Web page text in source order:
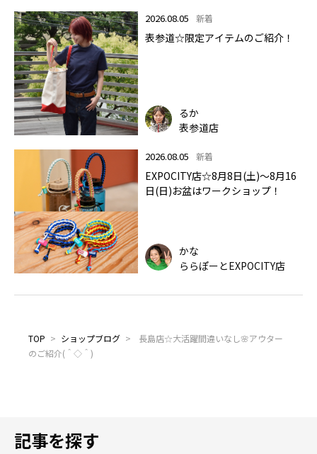
2026.08.05 新着
表参道☆限定アイテムのご紹介！
るか
表参道店
2026.08.05 新着
EXPOCITY店☆8月8日(土)～8月16
日(日)お盆はワークショップ！
かな
ららぽーとEXPOCITY店
TOP > ショップブログ >
長島店☆大活躍間違いなし🌸アウター
のご紹介(＾◇＾)
記事を探す